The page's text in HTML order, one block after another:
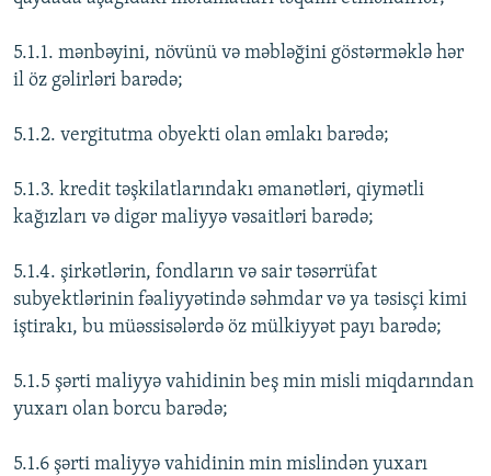
5.1.1. mənbəyini, növünü və məbləğini göstərməklə hər
il öz gəlirləri barədə;
5.1.2. vergitutma obyekti olan əmlakı barədə;
5.1.3. kredit təşkilatlarındakı əmanətləri, qiymətli
kağızları və digər maliyyə vəsaitləri barədə;
5.1.4. şirkətlərin, fondların və sair təsərrüfat
subyektlərinin fəaliyyətində səhmdar və ya təsisçi kimi
iştirakı, bu müəssisələrdə öz mülkiyyət payı barədə;
5.1.5 şərti maliyyə vahidinin beş min misli miqdarından
yuxarı olan borcu barədə;
5.1.6 şərti maliyyə vahidinin min mislindən yuxarı